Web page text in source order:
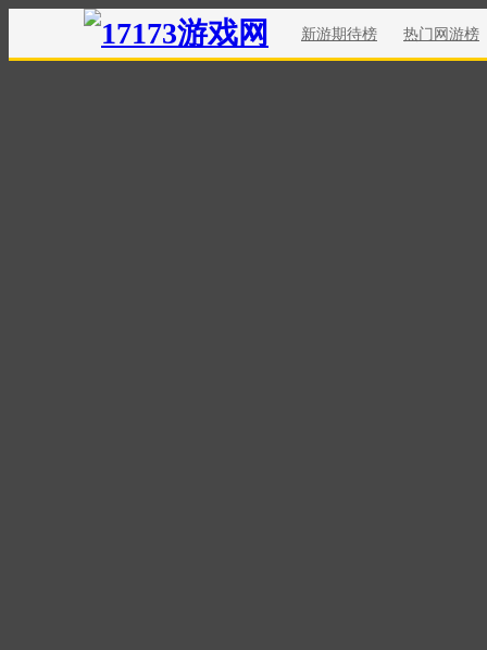
新游期待榜 热门网游榜